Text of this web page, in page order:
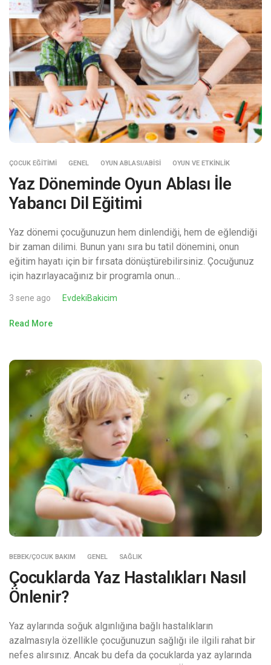
ÇOCUK EĞITIMI GENEL OYUN ABLASI/ABISI OYUN VE ETKINLIK
Yaz Döneminde Oyun Ablası İle
Yabancı Dil Eğitimi
Yaz dönemi çocuğunuzun hem dinlendiği, hem de eğlendiği
bir zaman dilimi. Bunun yanı sıra bu tatil dönemini, onun
eğitim hayatı için bir fırsata dönüştürebilirsiniz. Çocuğunuz
için hazırlayacağınız bir programla onun…
3 sene ago EvdekiBakicim
Read More
BEBEK/ÇOCUK BAKIM GENEL SAĞLIK
Çocuklarda Yaz Hastalıkları Nasıl
Önlenir?
Yaz aylarında soğuk algınlığına bağlı hastalıkların
azalmasıyla özellikle çocuğunuzun sağlığı ile ilgili rahat bir
nefes alırsınız. Ancak bu defa da çocuklarda yaz aylarında